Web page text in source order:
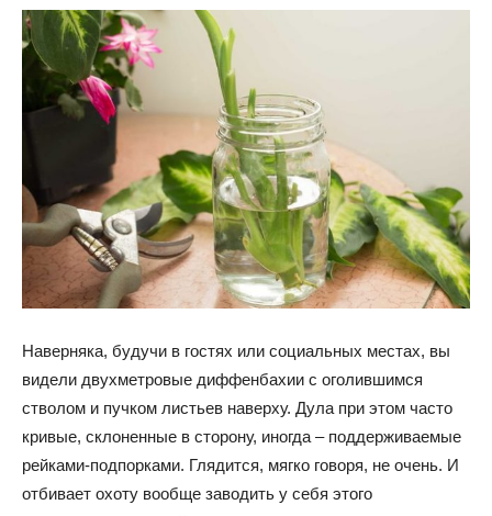
Наверняка, будучи в гостях или социальных местах, вы
видели двухметровые диффенбахии с оголившимся
стволом и пучком листьев наверху. Дула при этом часто
кривые, склоненные в сторону, иногда – поддерживаемые
рейками-подпорками. Глядится, мягко говоря, не очень. И
отбивает охоту вообще заводить у себя этого